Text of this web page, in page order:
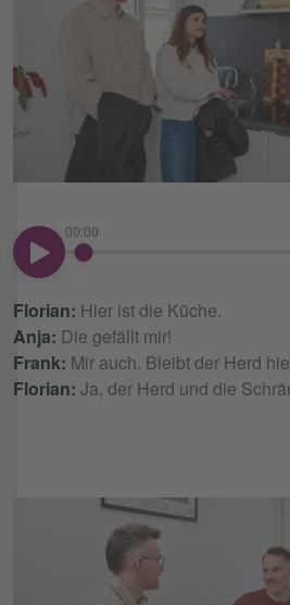
00:00
00:00
Florian: Hier ist die Küche.
Anja: Die gefällt mir!
Frank: Mir auch. Bleibt der Herd
Florian: Ja, der Herd und die